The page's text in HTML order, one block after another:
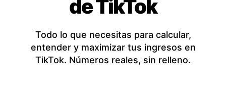
de TikTok
Todo lo que necesitas para calcular,
entender y maximizar tus ingresos en
TikTok. Números reales, sin relleno.